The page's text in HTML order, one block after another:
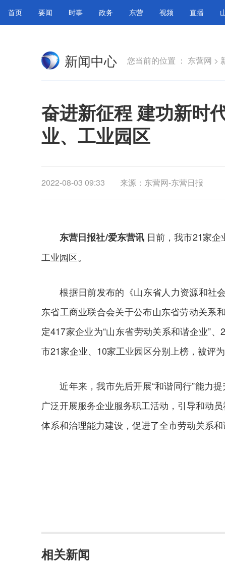
首页 要闻 时事 政务 东营 视频 直播
新闻中心 您当前的位置 ： 东营网 >
奋进新征程 建功新时
业、工业园区
2022-08-03 09:33 来源：东营网-东营日报
东营日报社/爱东营讯 日前，我市21家
工业园区。
根据日前发布的《山东省人力资源和社
东省工商业联合会关于公布山东省劳动关系
定417家企业为“山东省劳动关系和谐企业”
市21家企业、10家工业园区分别上榜，被评
近年来，我市先后开展“和谐同行”能力提
广泛开展服务企业服务职工活动，引导和动
体系和治理能力建设，促进了全市劳动关系和
相关新闻